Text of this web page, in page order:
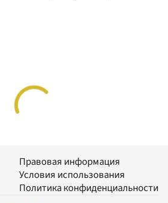
Правовая информация
Условия использования
Политика конфиденциальности